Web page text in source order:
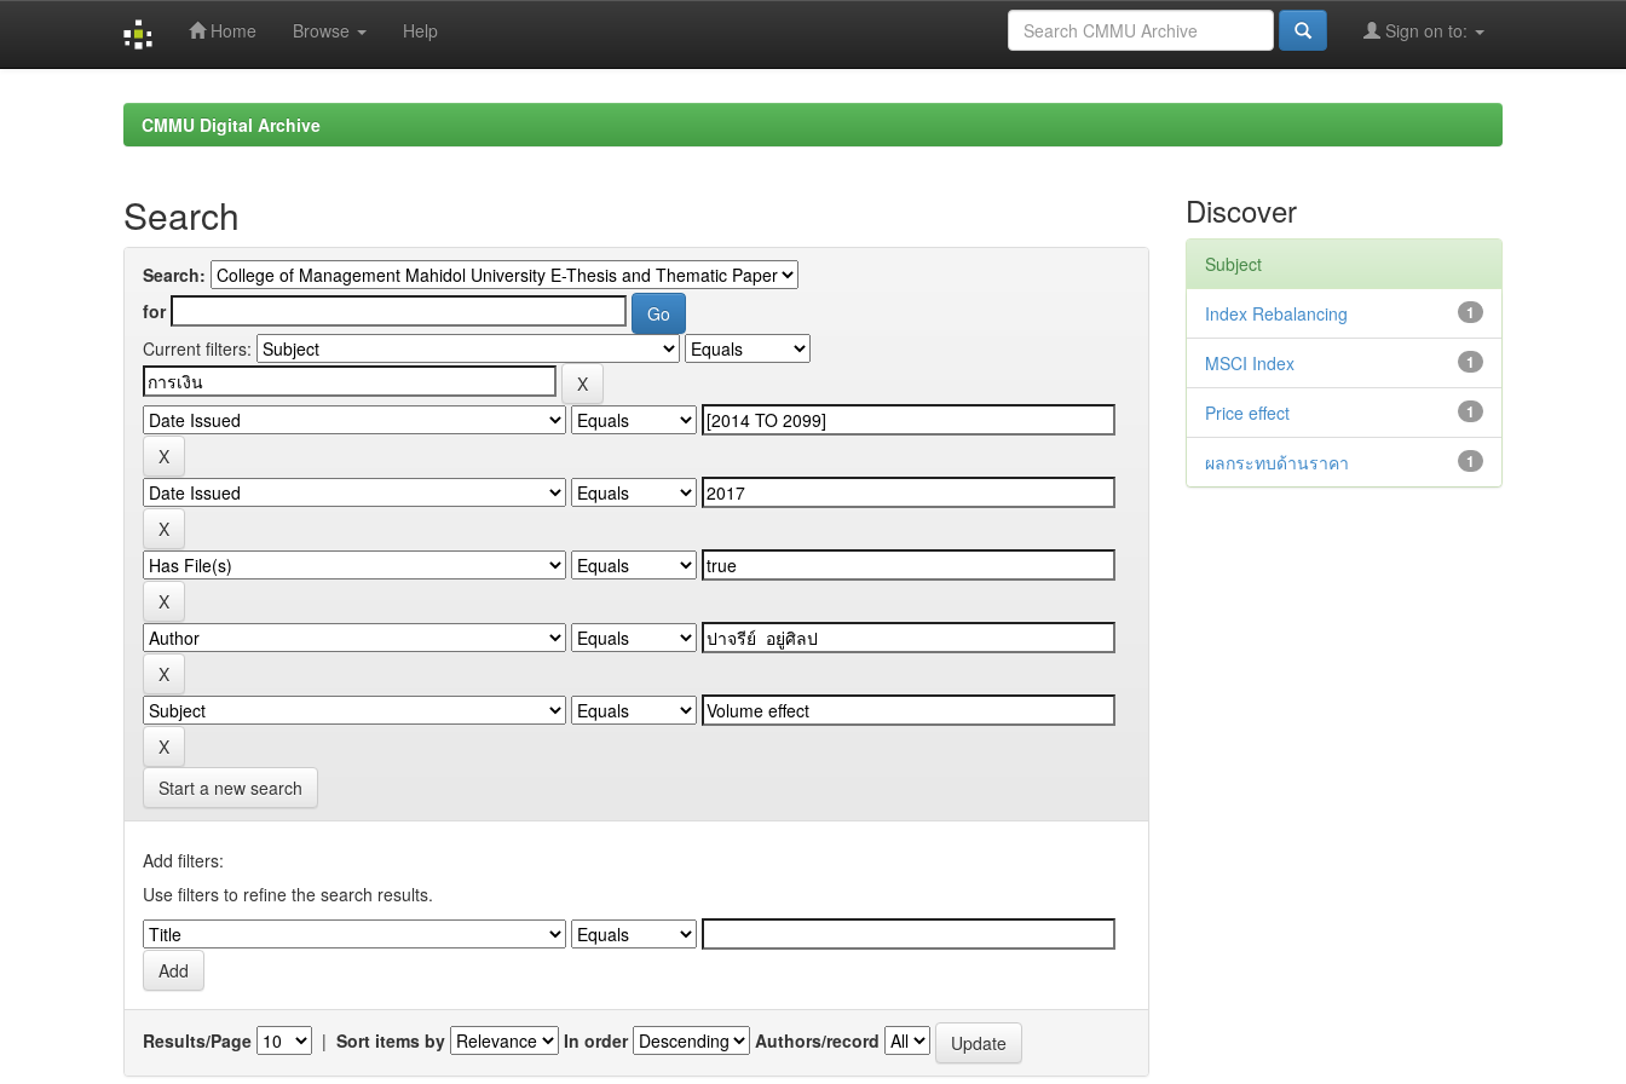
Home Browse Help Sign on to:
CMMU Digital Archive
Search
Search:
for
Current filters:
Start a new search
Add filters:
Use filters to refine the search results.
Results/Page | Sort items by In order Authors/record
Discover
Subject
1
Index Rebalancing
1
MSCI Index
1
Price effect
1
ผลกระทบด้านราคา